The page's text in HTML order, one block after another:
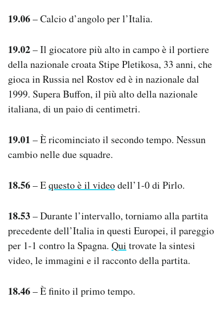
19.06– Calcio d’angolo per l’Italia.
19.02– Il giocatore più alto in campo è il portiere
della nazionale croata Stipe Pletikosa, 33 anni, che
gioca in Russia nel Rostov ed è in nazionale dal
1999. Supera Buffon, il più alto della nazionale
italiana, di un paio di centimetri.
19.01 – È ricominciato il secondo tempo. Nessun
cambio nelle due squadre.
18.56– Equesto è il videodell’1-0 di Pirlo.
18.53– Durante l’intervallo, torniamo alla partita
precedente dell’Italia in questi Europei, il pareggio
per 1-1 contro la Spagna. Qui trovate la sintesi
video, le immagini e il racconto della partita.
18.46– È finito il primo tempo.